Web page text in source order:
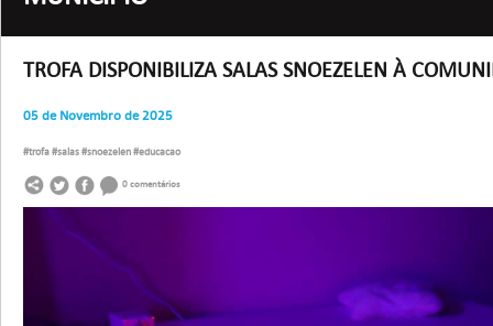
TROFA DISPONIBILIZA SALAS SNOEZELEN À
05 de Novembro de 2025
#trofa #salas #snoezelen #educacao
0 comentários